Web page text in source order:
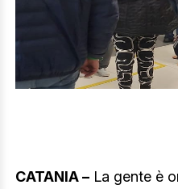
CATANIA – La gente è